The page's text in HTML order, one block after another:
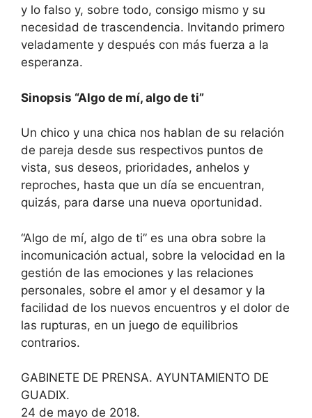
y lo falso y, sobre todo, consigo mismo y su
necesidad de trascendencia. Invitando primero
veladamente y después con más fuerza a la
esperanza.
Sinopsis “Algo de mí, algo de ti”
Un chico y una chica nos hablan de su relación
de pareja desde sus respectivos puntos de
vista, sus deseos, prioridades, anhelos y
reproches, hasta que un día se encuentran,
quizás, para darse una nueva oportunidad.
“Algo de mí, algo de ti” es una obra sobre la
incomunicación actual, sobre la velocidad en la
gestión de las emociones y las relaciones
personales, sobre el amor y el desamor y la
facilidad de los nuevos encuentros y el dolor de
las rupturas, en un juego de equilibrios
contrarios.
GABINETE DE PRENSA. AYUNTAMIENTO DE
GUADIX.
24 de mayo de 2018.